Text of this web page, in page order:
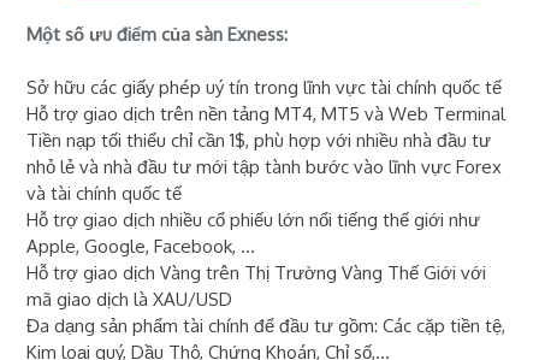
Một số ưu điểm của sàn Exness:
Sở hữu các giấy phép uý tín trong lĩnh vực tài chính quốc tế
Hỗ trợ giao dịch trên nền tảng MT4, MT5 và Web Terminal
Tiền nạp tối thiểu chỉ cần 1$, phù hợp với nhiều nhà đầu tư
nhỏ lẻ và nhà đầu tư mới tập tành bước vào lĩnh vực Forex
và tài chính quốc tế
Hỗ trợ giao dịch nhiều cổ phiếu lớn nổi tiếng thế giới như
Apple, Google, Facebook, ...
Hỗ trợ giao dịch Vàng trên Thị Trường Vàng Thế Giới với
mã giao dịch là XAU/USD
Đa dạng sản phẩm tài chính để đầu tư gồm: Các cặp tiền tệ,
Kim loại quý, Dầu Thô, Chứng Khoán, Chỉ số,...